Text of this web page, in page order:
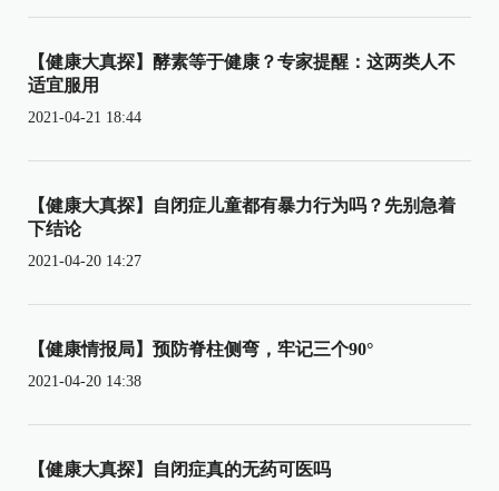
【健康大真探】酵素等于健康？专家提醒：这两类人不
适宜服用
2021-04-21 18:44
【健康大真探】自闭症儿童都有暴力行为吗？先别急着
下结论
2021-04-20 14:27
【健康情报局】预防脊柱侧弯，牢记三个90°
2021-04-20 14:38
【健康大真探】自闭症真的无药可医吗